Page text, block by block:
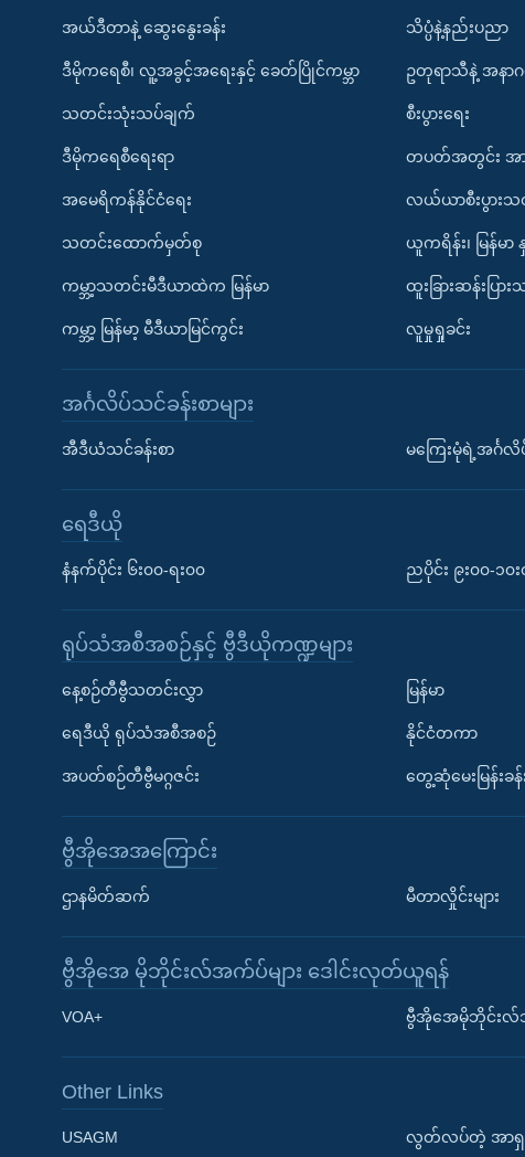
Learning English
အယ်ဒီတာနဲ့ ဆွေးနွေးခန်း
ဒီမိုကရေစီ၊ လူ့အခွင့်အရေးနှင့် ခေတ်ပြိုင်ကမ္ဘာ
သတင်းသုံးသပ်ချက်
ဒီမိုကရေစီရေးရာ
အမေရိကန်နိုင်ငံရေး
သတင်းထောက်မှတ်စု
ကမ္ဘာ့သတင်းမီဒီယာထဲက မြန်မာ
ကမ္ဘာ့ မြန်မာ့ မီဒီယာမြင်ကွင်း
သိပ္ပံနဲ့နည်းပညာ
ဥတုရာသီနဲ့ အနာ
စီးပွားရေး
တပတ်အတွင်း အာ
လယ်ယာစီးပွားသတ
ယူကရိန်း၊ မြန်မ
ထူးခြားဆန်းပြား
လူမှုရှုခင်း
အင်္ဂလိပ်သင်ခန်းစာများ
အီဒီယံသင်ခန်းစာ မကြေးမုံရဲ့အင်္ဂလိ
ရေဒီယို
နံနက်ပိုင်း ၆း၀၀-ရး၀၀ ညပိုင်း ၉း၀၀-၁၀း
ရုပ်သံအစီအစဉ်နှင့် ဗွီဒီယိုကဏ္ဍများ
နေ့စဉ်တီဗွီသတင်းလွှာ
ရေဒီယို ရုပ်သံအစီအစဉ်
အပတ်စဉ်တီဗွီမဂ္ဂဇင်း
မြန်မာ
နိုင်ငံတကာ
တွေ့ဆုံမေးမြန်းခန်
ဗွီအိုအေအကြောင်း
ဌာနမိတ်ဆက် မီတာလှိုင်းများ
ဗွီအိုအေ မိုဘိုင်းလ်အက်ပ်များ ဒေါင်းလုတ်ယူရန်
VOA+ ဗွီအိုအေမိုဘိုင်းလ်
Other Links
USAGM လွတ်လပ်တဲ့ အာရှ